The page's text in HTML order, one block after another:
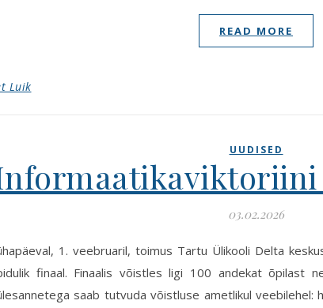
READ MORE
Luik
UUDISED
03.02.2026
1. veebruaril, toimus Tartu Ülikooli Delta
finaal. Finaalis võistles ligi 100 andekat õpilast
saab tutvuda võistluse ametlikul veebilehel: